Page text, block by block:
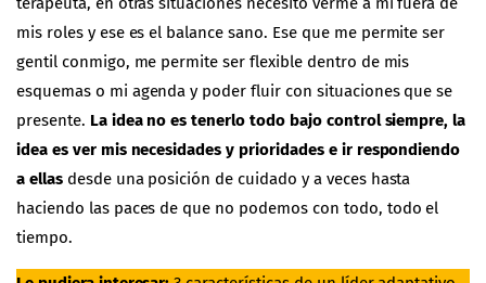
mis roles y ese es el balance sano. Ese que me permite ser
gentil conmigo, me permite ser flexible dentro de mis
esquemas o mi agenda y poder fluir con situaciones que se
presente. La idea no es tenerlo todo bajo control siempre, la
idea es ver mis necesidades y prioridades e ir respondiendo
a ellasdesde una posición de cuidado y a veces hasta
haciendo las paces de que no podemos con todo, todo el
tiempo.